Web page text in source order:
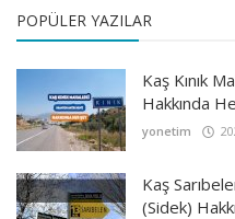
POPÜLER YAZILAR
Kaş Kınık
Hakkında
yonetim
Kaş
(Sidek)